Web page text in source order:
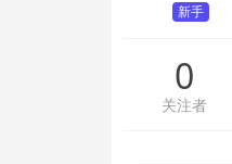
新手
0
关注者